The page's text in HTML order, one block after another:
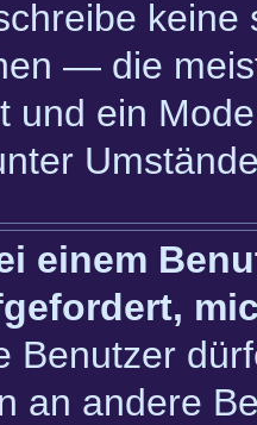
— die
und ein
einem
Benutzer
an andere